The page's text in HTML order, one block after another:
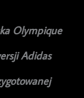
Olympique
Adidas